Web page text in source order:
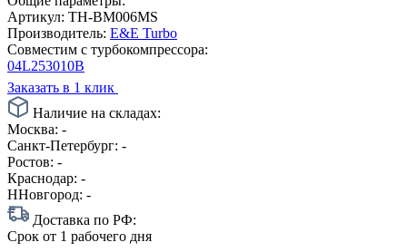
Артикул: TH-BM006MS
Производитель: E&E Turbo
Совместим с турбокомпрессора:
04L253010B
Заказать в 1 клик
Наличие на складах:
Москва: -
Санкт-Петербург: -
Ростов: -
Краснодар: -
ННовгород: -
Доставка по РФ:
Срок от 1 рабочего дня